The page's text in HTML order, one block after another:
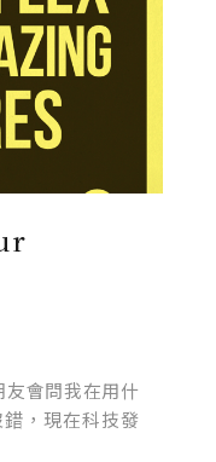
會問我在用什
，現在科技發